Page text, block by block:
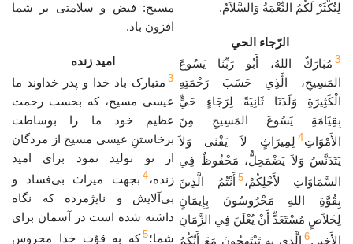
لِتُكْثَرْ لَكُمُ النِّعْمَةُ وَالسَّلاَمُ.
الرّجاء الحي
3 مُبَارَكٌ اللهُ، أَبُو رَبِّنَا يَسُوعَ
المَسِيحِ، الَّذِي حَسَبَ رَحْمَتِهِ
الْكَثِيرَةِ وَلَدَنَا ثَانِيَةً لِرَجَاءٍ حَيٍّ
بِقِيَامَةِ يَسُوعَ المَسِيحِ مِنَ
الأَمْوَاتِ4 لِمِيرَاثٍ لاَ يَفْنَى وَلاَ
يَتَدَنَّسُ وَلاَ يَضْمَحِلُّ، مَحْفُوظٌ فِي
السَّمَاوَاتِ لأَجْلِكُمْ،5 أَنْتُمُ الَّذِينَ
بِقُوَّةِ اللهِ مَحْرُوسُونَ بِإِيمَانٍ
لِخَلاَصٍ مُسْتَعَدٍّ أَنْ يُعْلَنَ فِي الزَّمَانِ
الأَخِيرِ.6 الَّذِي بِهِ تَبْتَهِجُونَ مَعَ أَنَّكُمُ
مسیح: فیض و سلامتی بر شما
افزون باد.
امید زنده
3 متبارک باد خدا و پدر خداوند ما
عیسی مسیح، که بحسب رحمت
عظیم خود ما را بوساطت
برخاستنِ عیسی مسیح از مردگان
از نو تولید نمود برای امید
زنده،4 بجهت میراث بی‌فساد و
بی‌آلایش و ناپژمرده که نگاه
داشته شده است در آسمان برای
شما؛5 که به قوّت خدا محروس